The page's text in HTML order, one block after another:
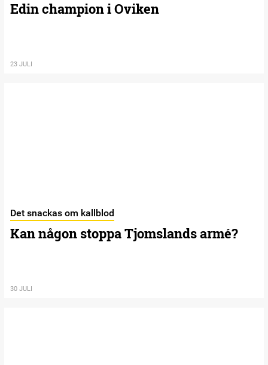
Edin champion i Oviken
23 JULI
Det snackas om kallblod
Kan någon stoppa Tjomslands armé?
30 JULI